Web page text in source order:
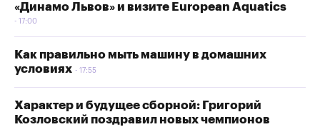
«Динамо Львов» и визите European Aquatics
17:00
Как правильно мыть машину в домашних
условиях
17:55
Характер и будущее сборной: Григорий
Козловский поздравил новых чемпионов